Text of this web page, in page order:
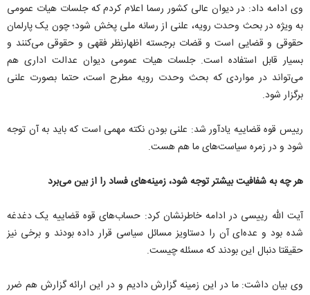
وی ادامه داد: در دیوان عالی کشور رسما اعلام کردم که جلسات هیات عمومی
به ویژه در بحث وحدت رویه، علنی از رسانه ملی پخش شود؛ چون یک پارلمان
حقوقی و قضایی است و قضات برجسته اظهارنظر فقهی و حقوقی می‌کنند و
بسیار قابل استفاده است. جلسات هیات عمومی دیوان عدالت اداری هم
می‌تواند در مواردی که بحث وحدت رویه مطرح است، حتما بصورت علنی
برگزار شود.
رییس قوه قضاییه یادآور شد: علنی بودن نکته مهمی است که باید به آن توجه
شود و در زمره سیاست‌های ما هم هست.
هر چه به شفافیت بیشتر توجه شود، زمینه‌های فساد را از بین می‌برد
آیت الله رییسی در ادامه خاطرنشان کرد: حساب‌های قوه قضاییه یک دغدغه
شده بود و عده‌ای آن را دستاویز مسائل سیاسی قرار داده بودند و برخی نیز
حقیقتا دنبال این بودند که مسئله چیست.
وی بیان داشت: ما در این زمینه گزارش دادیم و در این ارائه گزارش هم ضرر